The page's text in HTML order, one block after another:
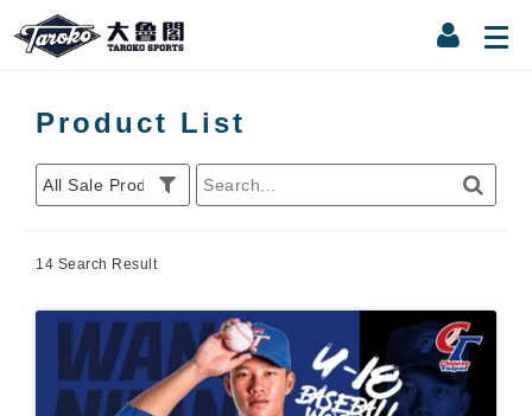
Product List
14 Search Result